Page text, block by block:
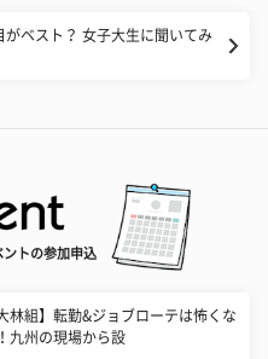
ベスト？ 女子大生に聞いてみ
ントの参加申込
大林組】転勤&ジョブローテは怖くな
九州の現場から設